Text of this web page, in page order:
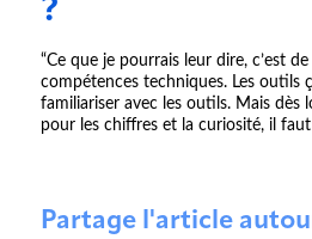
?
“Ce que je pourrais leur dire, c’est
compétences techniques. Les outils
familiariser avec les outils. Mais dès
pour les chiffres et la curiosité, il
Partage l'article